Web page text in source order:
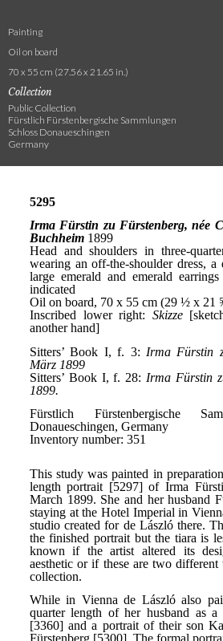
Painting
Oil on board
70 x 55 cm (27.56 x 21.65 in.)
Collection
Public Collection
Fürstlich Fürstenbergische Sammlungen
Schloss Donaueschingen
Germany